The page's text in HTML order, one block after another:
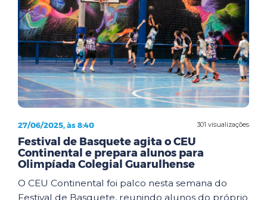
301 visualizações
27/06/2025, às 8:40
Festival de Basquete agita o CEU
Continental e prepara alunos para
Olimpíada Colegial Guarulhense
O CEU Continental foi palco nesta semana do
Festival de Basquete, reunindo alunos do próprio